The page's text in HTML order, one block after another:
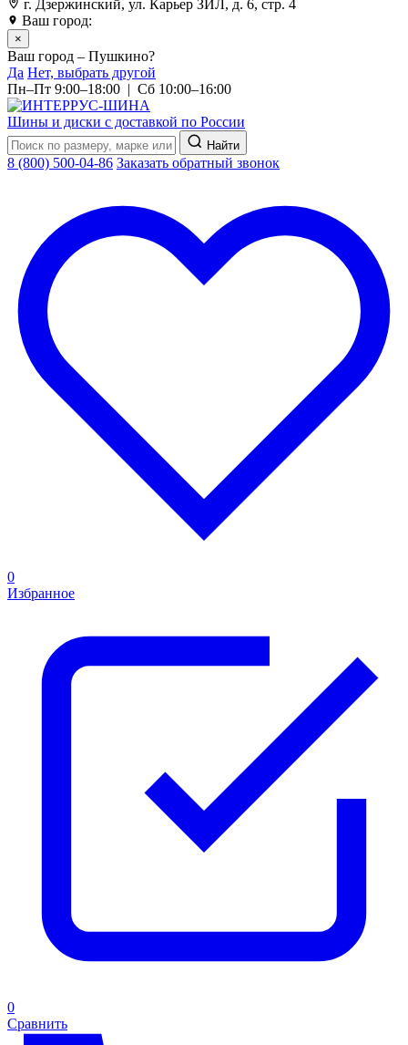
г. Дзержинский, ул. Карьер ЗИЛ, д. 6, стр. 4
Ваш город:
×
Ваш город – Пушкино?
Да Нет, выбрать другой
Пн–Пт 9:00–18:00 | Сб 10:00–16:00
Шины и диски с доставкой по России
Найти
8 (800) 500-04-86 Заказать обратный звонок
0
Избранное
0
Сравнить